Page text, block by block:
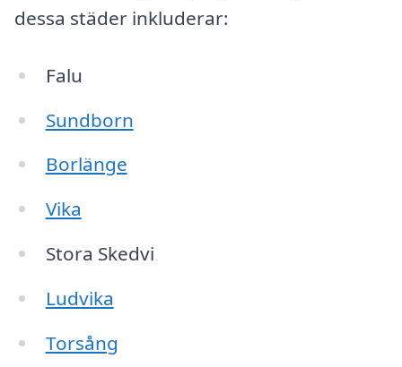
dessa städer inkluderar:
Falu
Sundborn
Borlänge
Vika
Stora Skedvi
Ludvika
Torsång